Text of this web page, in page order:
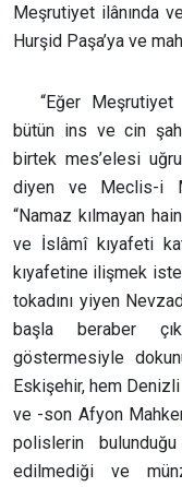
Meşrutiyet ilânında
Hurşid Paşa’ya ve
“Eğer
bütün ins ve cin
birtek mes’elesi
diyen ve Meclis-i
“Namaz kılmayan
ve İslâmî kıyafeti
kıyafetine ilişmek
tokadını yiyen
başla beraber
göstermesiyle
Eskişehir, hem Denizli
ve -son Afyon
polislerin
edilmediği ve